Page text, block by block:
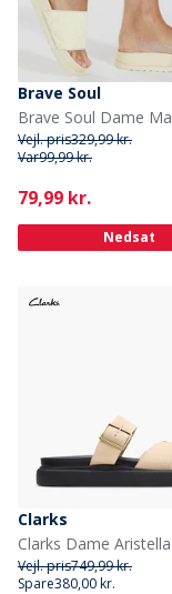
Brave Soul
Vejl. pris329,99 kr.
Var99,99 kr.
Current
79,99 kr.
Nedsat
Clarks
Vejl. pris749,99 kr.
Spare380,00 kr.